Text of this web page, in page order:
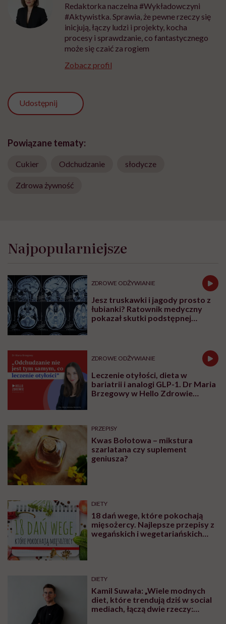
Redaktorka naczelna #Wykładowczyni
#Aktywistka. Sprawia, że pewne rzeczy się
inicjują, łączy ludzi i projekty, kocha
procesy i sprawdzanie, co fantastycznego
może się czaić za rogiem
Zobacz profil
Udostępnij
Powiązane tematy:
Cukier Odchudzanie słodycze
Zdrowa żywność
Najpopularniejsze
ZDROWE ODŻYWIANIE
Jesz truskawki i jagody prosto z
łubianki? Ratownik medyczny
pokazał skutki podstępnej
ZDROWE ODŻYWIANIE
Leczenie otyłości, dieta w
bariatrii i analogi GLP-1. Dr Maria
Brzegowy w Hello Zdrowie
PRZEPISY
Kwas Bołotowa – mikstura
szarlatana czy suplement
geniusza?
DIETY
18 dań wege, które pokochają
mięsożercy. Najlepsze przepisy z
wegańskich i wegetariańskich
DIETY
Kamil Suwała: „Wiele modnych
diet, które trendują dziś w social
mediach, łączą dwie rzeczy: